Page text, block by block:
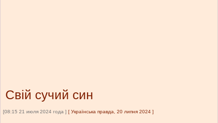
Свій сучий син
[08:15 21 июля 2024 года ] [ Українська правда, 20 липня 2024 ]